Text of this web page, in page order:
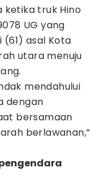
ketika truk Hino
UG yang
(61) asal Kota
utara menuju
mendahului
dengan
bersamaan
berlawanan,”